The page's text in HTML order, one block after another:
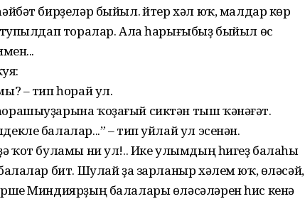
бирҙеләр быйыл. Әйтер хәл юҡ, малдар көр
тупылдап торалар. Ала һарығыбыҙ быйыл өс
– тип һорай ул.
ҡоҙағый сиктән тыш ҡәнәғәт.
балалар...” – тип уйлай ул эсенән.
ҡот буламы ни ул!.. Ике улымдың һигеҙ балаһы
бит. Шулай ҙа зарланыр хәлем юҡ, өләсәй,
Миндиярҙың балалары өләсәләрен һис кенә